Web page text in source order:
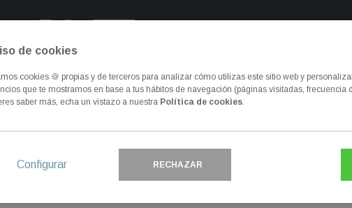
Telefonía e Internet Seguridad del hogar
teléfonos de Sicor Alarmas
Alarmas
te facilita los números de teléfonos de información,
gratis.
de cookies
cookies 🍪 propias y de terceros para analizar cómo utilizas este sitio web y
que te mostramos en base a tus hábitos de navegación (páginas visitadas, frecuencia
saber más, echa un vistazo a nuestra Política de cookies.
Configurar RECHAZAR